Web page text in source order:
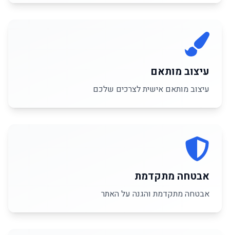
עיצוב מותאם
עיצוב מותאם אישית לצרכים שלכם
אבטחה מתקדמת
אבטחה מתקדמת והגנה על האתר